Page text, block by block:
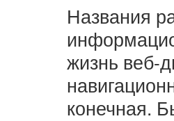
Названия
жизнь веб-
конечная.